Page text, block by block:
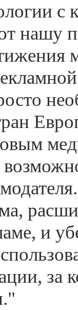
с
нашу
и
за